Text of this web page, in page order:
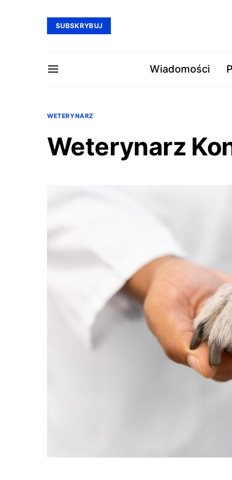
SUBSKRYBUJ
Wiadomości
WETERYNARZ
Weterynarz